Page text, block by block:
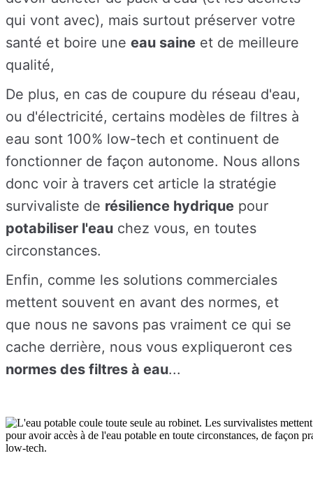
qui vont avec), mais surtout préserver votre
santé et boire une eau saine et de meilleure
qualité,
De plus, en cas de coupure du réseau d'eau,
ou d'électricité, certains modèles de filtres à
eau sont 100% low-tech et continuent de
fonctionner de façon autonome. Nous allons
donc voir à travers cet article la stratégie
survivaliste de résilience hydrique pour
potabiliser l'eau chez vous, en toutes
circonstances.
Enfin, comme les solutions commerciales
mettent souvent en avant des normes, et
que nous ne savons pas vraiment ce qui se
cache derrière, nous vous expliqueront ces
normes des filtres à eau...